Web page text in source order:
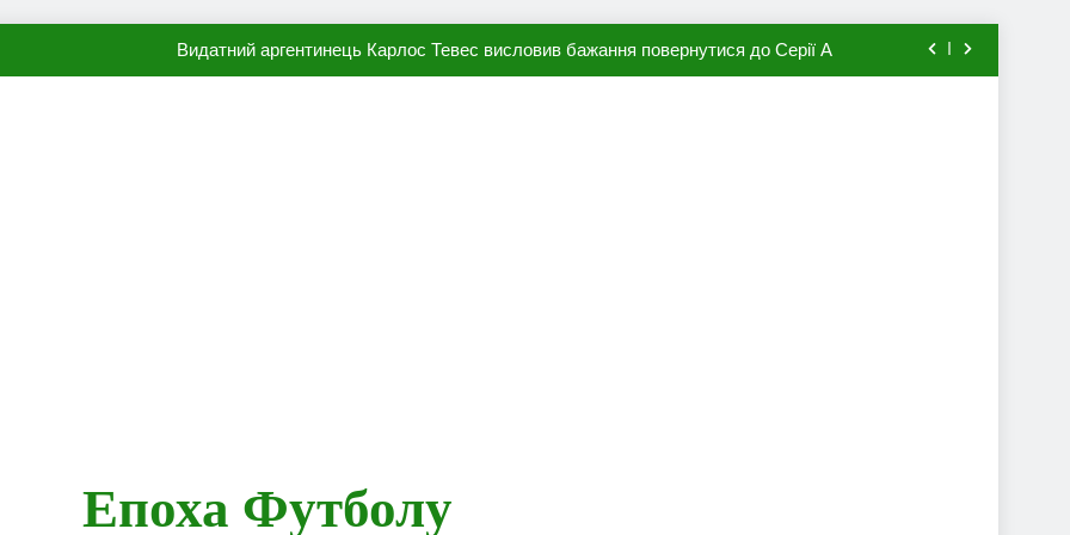
Видатний аргентинець Карлос Тевес висловив бажання повернутися до Серії А
Епоха Футболу